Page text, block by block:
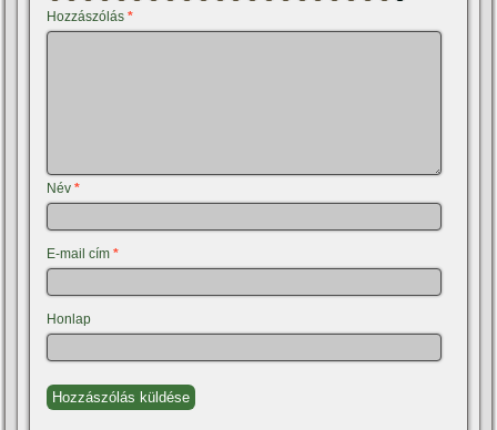
Hozzászólás*
Név*
E-mail cím*
Honlap